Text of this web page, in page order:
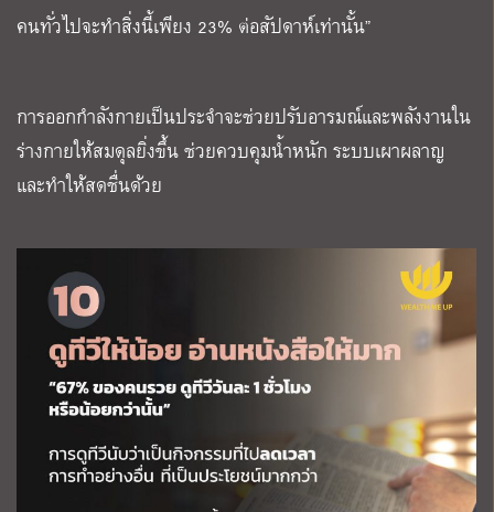
คนทั่วไปจะทำสิ่งนี้เพียง 23% ต่อสัปดาห์เท่านั้น”
การออกกำลังกายเป็นประจำจะช่วยปรับอารมณ์และพลังงานใน
ร่างกายให้สมดุลยิ่งขึ้น ช่วยควบคุมน้ำหนัก ระบบเผาผลาญ
และทำให้สดชื่นด้วย